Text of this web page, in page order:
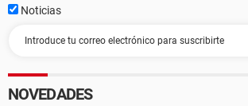
Noticias
NOVEDADES